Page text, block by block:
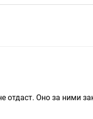
отдаст. Оно за ними